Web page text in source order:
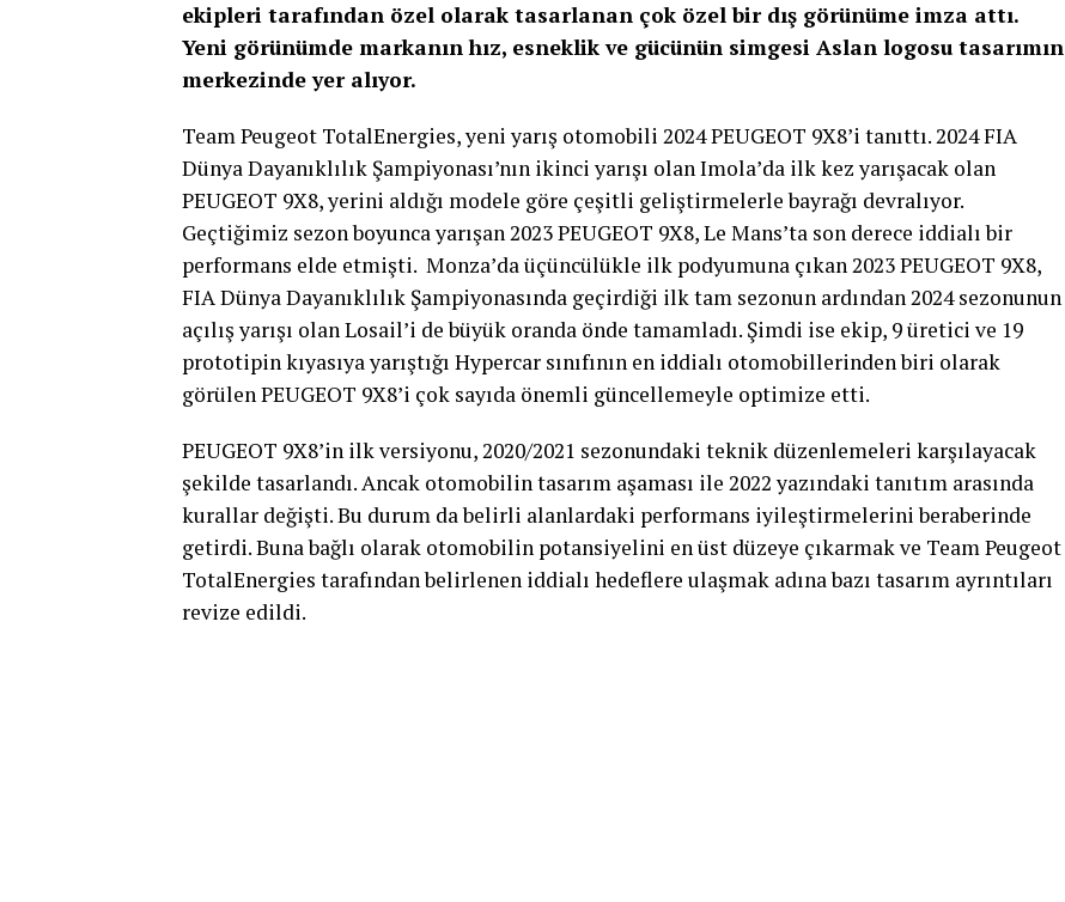
ekipleri tarafından özel olarak tasarlanan çok özel bir dış görünüme imza attı.
Yeni görünümde markanın hız, esneklik ve gücünün simgesi Aslan logosu tasarımın
merkezinde yer alıyor.
Team Peugeot TotalEnergies, yeni yarış otomobili 2024 PEUGEOT 9X8’i tanıttı. 2024 FIA
Dünya Dayanıklılık Şampiyonası’nın ikinci yarışı olan Imola’da ilk kez yarışacak olan
PEUGEOT 9X8, yerini aldığı modele göre çeşitli geliştirmelerle bayrağı devralıyor.
Geçtiğimiz sezon boyunca yarışan 2023 PEUGEOT 9X8, Le Mans’ta son derece iddialı bir
performans elde etmişti. Monza’da üçüncülükle ilk podyumuna çıkan 2023 PEUGEOT 9X8,
FIA Dünya Dayanıklılık Şampiyonasında geçirdiği ilk tam sezonun ardından 2024 sezonunun
açılış yarışı olan Losail’i de büyük oranda önde tamamladı. Şimdi ise ekip, 9 üretici ve 19
prototipin kıyasıya yarıştığı Hypercar sınıfının en iddialı otomobillerinden biri olarak
görülen PEUGEOT 9X8’i çok sayıda önemli güncellemeyle optimize etti.
PEUGEOT 9X8’in ilk versiyonu, 2020/2021 sezonundaki teknik düzenlemeleri karşılayacak
şekilde tasarlandı. Ancak otomobilin tasarım aşaması ile 2022 yazındaki tanıtım arasında
kurallar değişti. Bu durum da belirli alanlardaki performans iyileştirmelerini beraberinde
getirdi. Buna bağlı olarak otomobilin potansiyelini en üst düzeye çıkarmak ve Team Peugeot
TotalEnergies tarafından belirlenen iddialı hedeflere ulaşmak adına bazı tasarım ayrıntıları
revize edildi.